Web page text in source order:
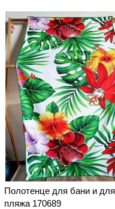
Полотенце для бани и для
пляжа 170689